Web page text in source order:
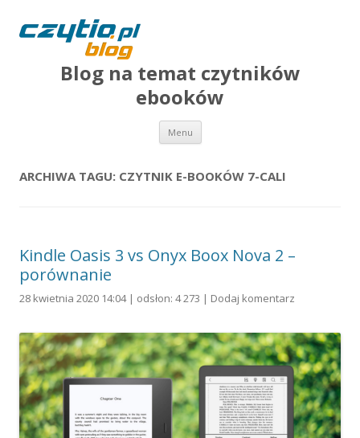
Blog na temat czytników
ebooków
Menu Przejdź do treści
ARCHIWA TAGU: CZYTNIK E-BOOKÓW 7-CALI
Kindle Oasis 3 vs Onyx Boox Nova 2 –
porównanie
28 kwietnia 2020 14:04 | odsłon: 4 273 | Dodaj komentarz